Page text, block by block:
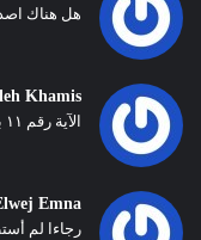
هل هناك
Khamis
الآية رقم ١١ بها خطأ لا تَسْمَعُ فِيها لاغِيَةً لقد ضمت التا...
Emna
رجاءا لم